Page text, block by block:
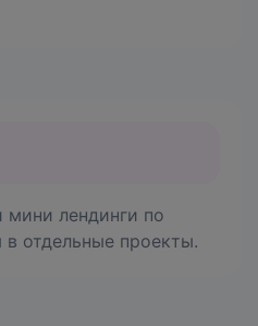
мини лендинги по
отдельные проекты.